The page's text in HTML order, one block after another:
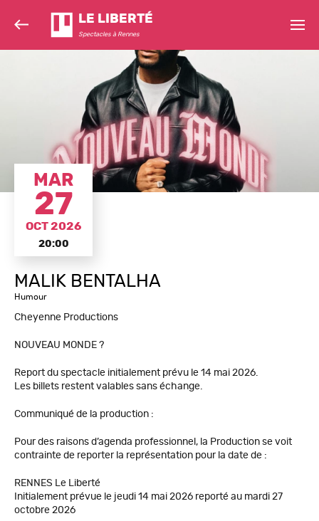
MAR
27
OCT 2026
20:00
MALIK BENTALHA
Humour
Cheyenne Productions
NOUVEAU MONDE ?
Report du spectacle initialement prévu le 14 mai 2026.
Les billets restent valables sans échange.
Communiqué de la production :
Pour des raisons d’agenda professionnel, la Production se voit
contrainte de reporter la représentation pour la date de :
RENNES Le Liberté
Initialement prévue le jeudi 14 mai 2026 reporté au mardi 27
octobre 2026
LE LIBERTÉ
Spectacles à Rennes